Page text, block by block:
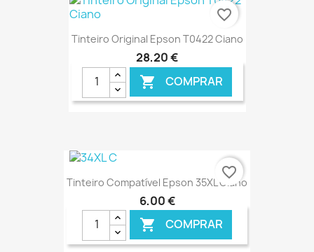
€ ONLINE
Tinteiro Original Epson T0422 Ciano
28,20 €
 COMPRAR
favorite_border
Tinteiro Compatível Epson 35XL Ciano
6,00 €
 COMPRAR
favorite_border